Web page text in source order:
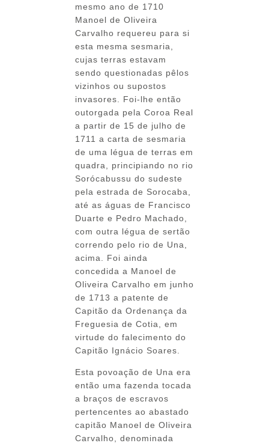
mesmo ano de 1710
Manoel de Oliveira
Carvalho requereu para si
esta mesma sesmaria,
cujas terras estavam
sendo questionadas pêlos
vizinhos ou supostos
invasores. Foi-lhe então
outorgada pela Coroa Real
a partir de 15 de julho de
1711 a carta de sesmaria
de uma légua de terras em
quadra, principiando no rio
Sorócabussu do sudeste
pela estrada de Sorocaba,
até as águas de Francisco
Duarte e Pedro Machado,
com outra légua de sertão
correndo pelo rio de Una,
acima. Foi ainda
concedida a Manoel de
Oliveira Carvalho em junho
de 1713 a patente de
Capitão da Ordenança da
Freguesia de Cotia, em
virtude do falecimento do
Capitão Ignácio Soares.
Esta povoação de Una era
então uma fazenda tocada
a braços de escravos
pertencentes ao abastado
capitão Manoel de Oliveira
Carvalho, denominada